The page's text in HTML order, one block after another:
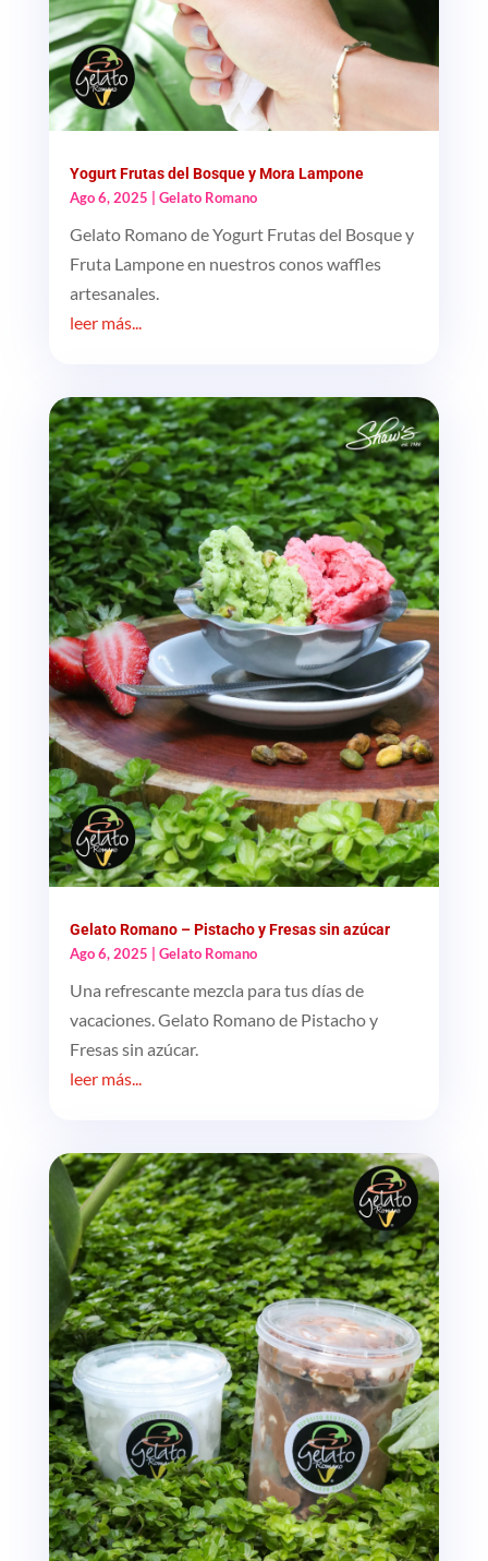
Yogurt Frutas del Bosque y Mora Lampone
Ago 6, 2025
Gelato Romano
Gelato Romano de Yogurt Frutas del Bosque y
Fruta Lampone en nuestros conos waffles
artesanales.
leer más...
Gelato Romano – Pistacho y Fresas sin azúcar
Ago 6, 2025
Gelato Romano
Una refrescante mezcla para tus días de
vacaciones. Gelato Romano de Pistacho y
Fresas sin azúcar.
leer más...